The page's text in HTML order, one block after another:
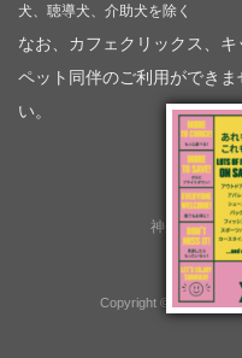
犬、聴導犬、介助犬を除く
なお、カフェクリックス、
ペット同伴のご利用ができ
い。
神奈川トヨタ
トヨタ
株式会社
Copyright © GOOD